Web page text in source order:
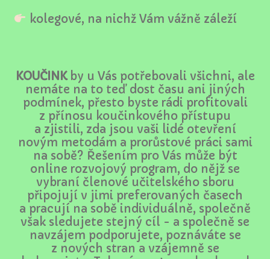
kolegové, na nichž Vám vážně záleží
KOUČINKby u Vás potřebovali všichni, ale
nemáte na to teď dost času ani jiných
podmínek, přesto byste rádi profitovali
z přínosu koučinkového přístupu
a zjistili, zda jsou vaši lidé otevření
novým metodám a prorůstové práci sami
na sobě? Řešením pro Vás může být
online rozvojový program, do nějž se
vybraní členové učitelského sboru
připojují v jimi preferovaných časech
a pracují na sobě individuálně, společně
však sledujete stejný cíl - a společně se
navzájem podporujete, poznáváte se
z nových stran a vzájemně se